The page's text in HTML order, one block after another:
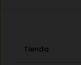
Tienda